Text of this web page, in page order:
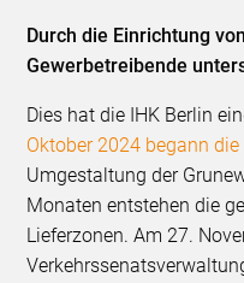
Durch die Einrichtung
Gewerbetreibende
Dies hat die IHK Berlin
Oktober 2024 begann
Umgestaltung der
Monaten entstehen die
Lieferzonen. Am 27.